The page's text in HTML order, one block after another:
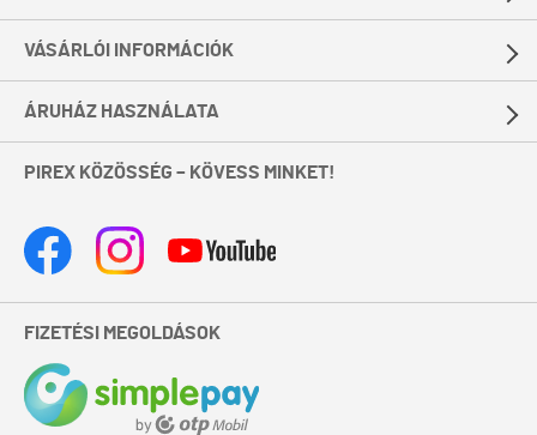
VÁSÁRLÓI INFORMÁCIÓK
ÁRUHÁZ HASZNÁLATA
PIREX KÖZÖSSÉG – KÖVESS MINKET!
FIZETÉSI MEGOLDÁSOK